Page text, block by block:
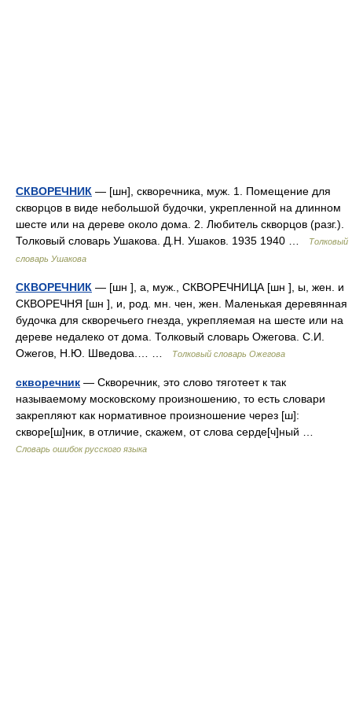
СКВОРЕЧНИК — [шн], скворечника, муж. 1. Помещение для
скворцов в виде небольшой будочки, укрепленной на длинном
шесте или на дереве около дома. 2. Любитель скворцов (разг.).
Толковый словарь Ушакова. Д.Н. Ушаков. 1935 1940 …
Толковый
словарь Ушакова
СКВОРЕЧНИК — [шн ], а, муж., СКВОРЕЧНИЦА [шн ], ы, жен. и
СКВОРЕЧНЯ [шн ], и, род. мн. чен, жен. Маленькая деревянная
будочка для скворечьего гнезда, укрепляемая на шесте или на
дереве недалеко от дома. Толковый словарь Ожегова. С.И.
Ожегов, Н.Ю. Шведова.… …
Толковый словарь Ожегова
скворечник — Скворечник, это слово тяготеет к так
называемому московскому произношению, то есть словари
закрепляют как нормативное произношение через [ш]:
скворе[ш]ник, в отличие, скажем, от слова серде[ч]ный …
Словарь ошибок русского языка